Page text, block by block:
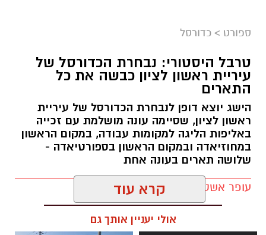
אור קורנליוס חתם במכבי ראשון לציון
מכבי ראשון לציון ממשיכה לבנות את הסגל לעונת
2026/27 והודיעה היום (חמישי) על החתמתו של אור
קורנליוס.
קורנליוס (29, 1.99 מ') גדל במחלקת הנוער של
המועדון וחוזר ללבוש את המדים הכתומים לאחר
מספר עונות בליגת העל, בהן צבר ניסיון במדי
הפועל באר שבע, עירוני נס ציונה, הפועל
ספורט > כדורסל
טרבל היסטורי: נבחרת הכדורסל של
עיריית ראשון לציון כבשה את כל
התארים
הישג יוצא דופן לנבחרת הכדורסל של עיריית
ראשון לציון, שסיימה עונה מושלמת עם זכייה
באליפות הליגה למקומות עבודה, במקום הראשון
במחוזיאדה ובמקום הראשון בספורטיאדה -
שלושה תארים בעונה אחת
עופר אשטוקר / 17:56 30.06.26 קרא עוד
אולי יעניין אותך גם